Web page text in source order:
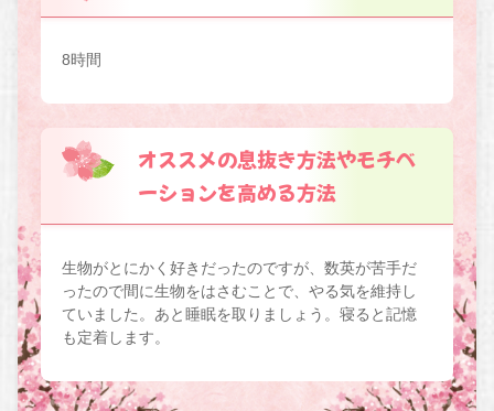
8時間
オススメの息抜き方法やモチベ
ーションを高める方法
生物がとにかく好きだったのですが、数英が苦手だ
ったので間に生物をはさむことで、やる気を維持し
ていました。あと睡眠を取りましょう。寝ると記憶
も定着します。